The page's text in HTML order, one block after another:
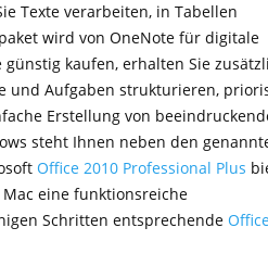
Texte verarbeiten, in Tabellen
wird von OneNote für digitale
günstig kaufen, erhalten Sie
und Aufgaben strukturieren,
Erstellung von
steht Ihnen neben den
Office 2010 Professional Plus
Mac eine funktionsreiche
Schritten entsprechende